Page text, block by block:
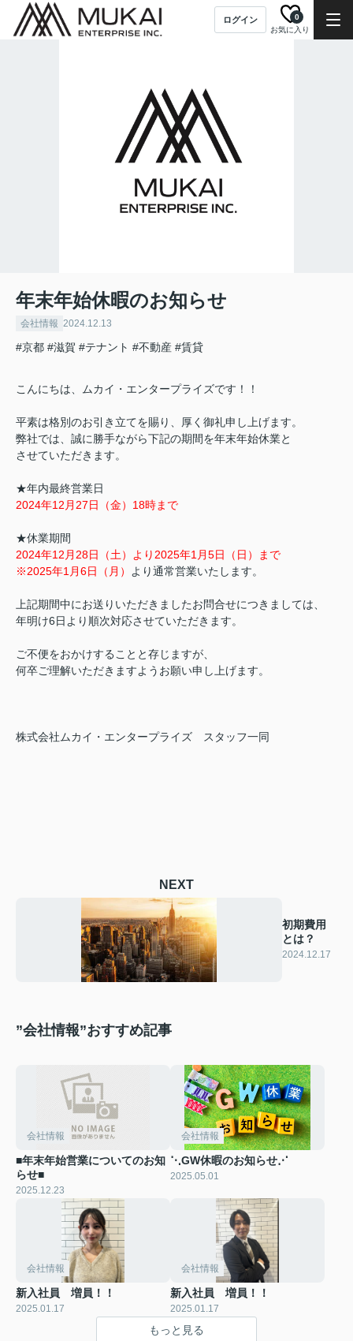
ログイン
お気に入り
0
年末年始休暇のお知らせ
会社情報 2024.12.13
#京都 #滋賀 #テナント #不動産 #賃貸
こんにちは、ムカイ・エンタープライズです！！
平素は格別のお引き立てを賜り、厚く御礼申し上げます。
弊社では、誠に勝手ながら下記の期間を年末年始休業と
させていただきます。
★年内最終営業日
2024年12月27日（金）18時まで
★休業期間
2024年12月28日（土）より2025年1月5日（日）まで
※2025年1月6日（月）
より通常営業いたします。
上記期間中にお送りいただきましたお問合せにつきましては、
年明け6日より順次対応させていただきます。
ご不便をおかけすることと存じますが、
何卒ご理解いただきますようお願い申し上げます。
株式会社ムカイ・エンタープライズ スタッフ一同
NEXT
初期費用
とは？
2024.12.17
”会社情報”おすすめ記事
会社情報
■年末年始営業についてのお知
らせ■
2025.12.23
会社情報
⋱GW休暇のお知らせ⋰
2025.05.01
会社情報
新入社員 増員！！
2025.01.17
会社情報
新入社員 増員！！
2025.01.17
もっと見る